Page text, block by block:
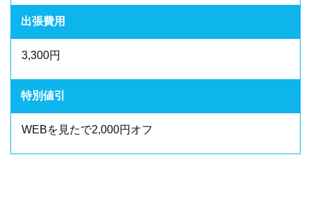
出張費用
3,300円
特別値引
WEBを見たで2,000円オフ